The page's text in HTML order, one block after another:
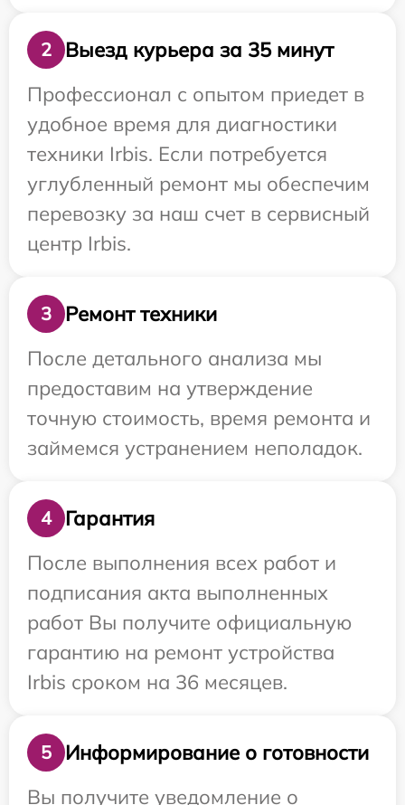
2
Выезд курьера за 35 минут
Профессионал с опытом приедет в
удобное время для диагностики
техники Irbis. Если потребуется
углубленный ремонт мы обеспечим
перевозку за наш счет в сервисный
центр Irbis.
3
Ремонт техники
После детального анализа мы
предоставим на утверждение
точную стоимость, время ремонта и
займемся устранением неполадок.
4
Гарантия
После выполнения всех работ и
подписания акта выполненных
работ Вы получите официальную
гарантию на ремонт устройства
Irbis сроком на 36 месяцев.
5
Информирование о готовности
Вы получите уведомление о